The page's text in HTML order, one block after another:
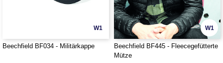
W1
Beechfield BF034 - Militärkappe
W1
Beechfield BF445 - Fleecegefütterte
Mütze